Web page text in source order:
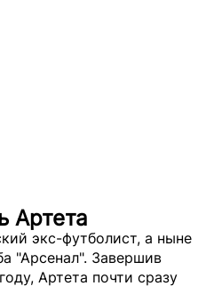
Артета
экс-футболист, а ныне
"Арсенал". Завершив
Артета почти сразу